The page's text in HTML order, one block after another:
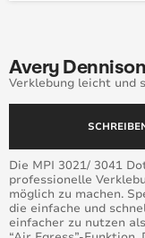
Avery
Verklebung leicht und
Die MPI 3021/ 3041
professionelle
möglich zu machen.
die einfache und
einfacher zu nutzen